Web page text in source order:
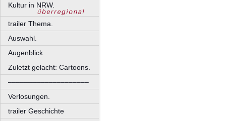
Kultur in NRW.
trailer Thema.
Auswahl.
Augenblick
Zuletzt gelacht: Cartoons.
––––––––––––––––––––
Verlosungen.
trailer Geschichte